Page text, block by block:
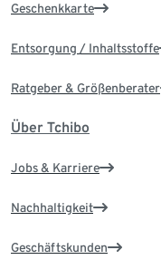
Geschenkkarte
Entsorgung / Inhaltsstoffe
Ratgeber & Größenberater
Über Tchibo
Jobs & Karriere
Nachhaltigkeit
Geschäftskunden